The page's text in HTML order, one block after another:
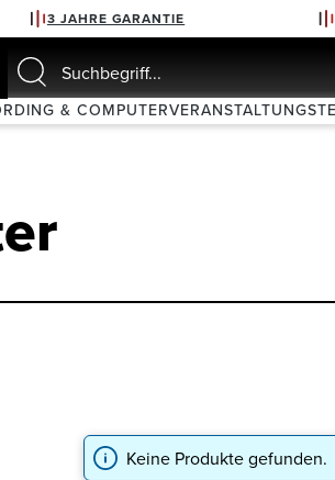
3 JAHRE GARANTIE
& COMPUTER
Keine Produkte gefunden.